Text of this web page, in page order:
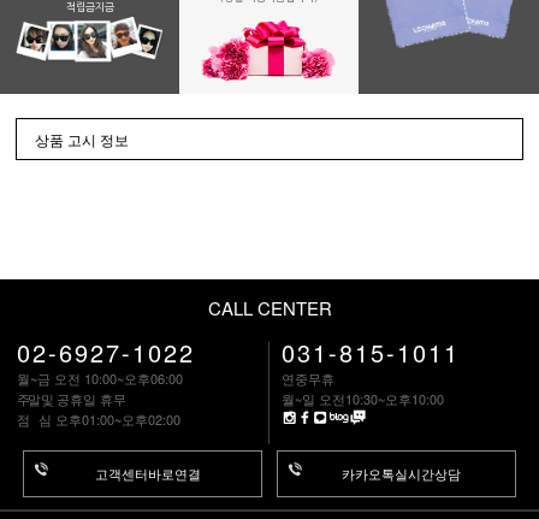
적립금지금
상품 고시 정보
CALL CENTER
02-6927-1022
월~금 오전 10:00~오후06:00
주말및 공휴일 휴무
점 심 오후01:00~오후02:00
고객센터바로연결
031-815-1011
연중무휴
월~일 오전10:30~오후10:00
카카오톡실시간상담